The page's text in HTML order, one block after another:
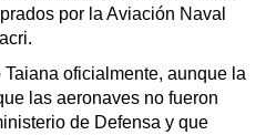
por la Aviación Naval
oficialmente, aunque la
las aeronaves no fueron
de Defensa y que